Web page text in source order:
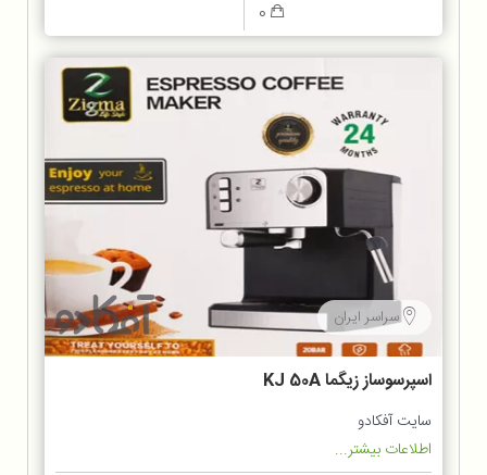
سراسر ایران
اسپرسوساز زیگما KJ 50A
سایت آفکادو
اطلاعات بیشتر...